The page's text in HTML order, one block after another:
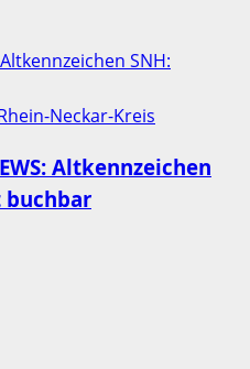
SNH:
Altkennzeichen
buchbar